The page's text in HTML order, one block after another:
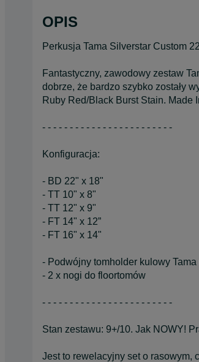
OPIS
Perkusja Tama Silverstar Custom
Fantastyczny, zawodowy zestaw
dobrze, że bardzo szybko zostały
Ruby Red/Black Burst Stain. Made
- - - - - - - - - - - - - - - - - - - - - - - -
Konfiguracja:
- BD 22" x 18"
- TT 10" x 8"
- TT 12" x 9"
- FT 14" x 12”
- FT 16" x 14"
- Podwójny tomholder kulowy
- 2 x nogi do floortomów
- - - - - - - - - - - - - - - - - - - - - - - -
Stan zestawu: 9+/10. Jak NOWY!
Jest to rewelacyjny set o rasowym,